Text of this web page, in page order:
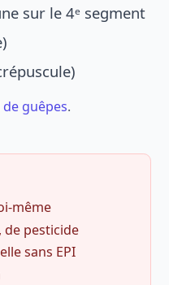
sur le 4ᵉ segment
de guêpes.
même
de pesticide
sans EPI